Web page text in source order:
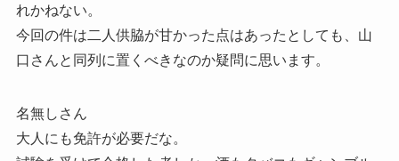
れかねない。
今回の件は二人供脇が甘かった点はあったとしても、山
口さんと同列に置くべきなのか疑問に思います。
名無しさん
大人にも免許が必要だな。